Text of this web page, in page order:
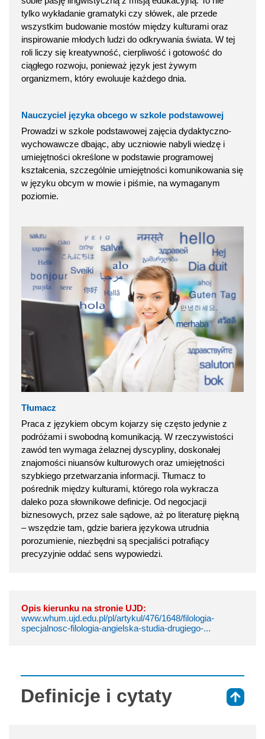
tylko wykładanie gramatyki czy słówek, ale przede
wszystkim budowanie mostów między kulturami oraz
inspirowanie młodych ludzi do odkrywania świata. W tej
roli liczy się kreatywność, cierpliwość i gotowość do
ciągłego rozwoju, ponieważ język jest żywym
organizmem, który ewoluuje każdego dnia.
Nauczyciel języka obcego w szkole podstawowej
Prowadzi w szkole podstawowej zajęcia dydaktyczno-
wychowawcze dbając, aby uczniowie nabyli wiedzę i
umiejętności określone w podstawie programowej
kształcenia, szczególnie umiejętności komunikowania się
w języku obcym w mowie i piśmie, na wymaganym
poziomie.
Tłumacz
Praca z językiem obcym kojarzy się często jedynie z
podróżami i swobodną komunikacją. W rzeczywistości
zawód ten wymaga żelaznej dyscypliny, doskonałej
znajomości niuansów kulturowych oraz umiejętności
szybkiego przetwarzania informacji. Tłumacz to
pośrednik między kulturami, którego rola wykracza
daleko poza słownikowe definicje. Od negocjacji
biznesowych, przez sale sądowe, aż po literaturę piękną
– wszędzie tam, gdzie bariera językowa utrudnia
porozumienie, niezbędni są specjaliści potrafiący
precyzyjnie oddać sens wypowiedzi.
Opis kierunku na stronie UJD:
www.whum.ujd.edu.pl/pl/artykul/476/1648/filologia-
specjalnosc-filologia-angielska-studia-drugiego-...
Definicje i cytaty